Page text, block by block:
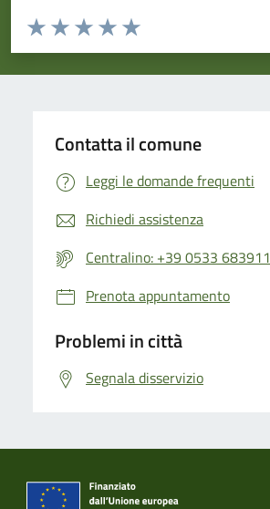
Valuta da 1 a 5 stelle la pagina
Valuta 5 stelle su 5
Valuta 4 stelle su 5
Valuta 3 stelle su 5
Valuta 2 stelle su 5
Valuta 1 stelle su 5
Contatta il comune
Leggi le domande frequenti
Richiedi assistenza
Centralino: +39 0533 683911
Prenota appuntamento
Problemi in città
Segnala disservizio